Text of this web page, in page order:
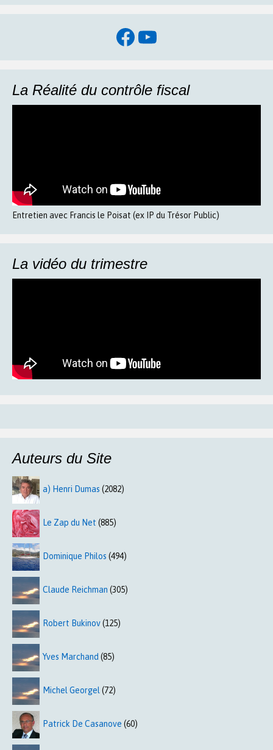
Facebook
YouTube
La Réalité du contrôle fiscal
Entretien avec Francis le Poisat (ex IP du Trésor Public)
La vidéo du trimestre
Auteurs du Site
a) Henri Dumas (2082)
Le Zap du Net (885)
Dominique Philos (494)
Claude Reichman (305)
Robert Bukinov(125)
Yves Marchand (85)
Michel Georgel (72)
Patrick De Casanove (60)